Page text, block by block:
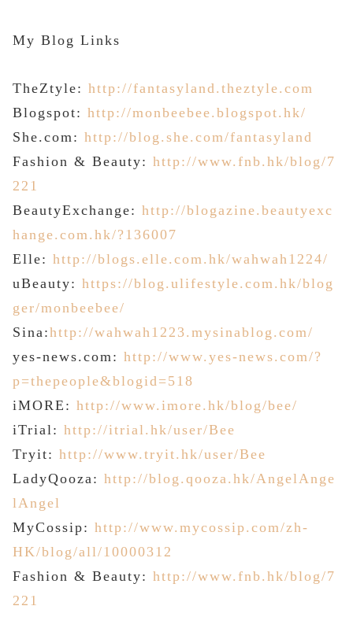
My Blog Links
TheZtyle: http://fantasyland.theztyle.com
Blogspot: http://monbeebee.blogspot.hk/
She.com: http://blog.she.com/fantasyland
Fashion & Beauty: http://www.fnb.hk/blog/7
221
BeautyExchange: http://blogazine.beautyexc
hange.com.hk/?136007
Elle: http://blogs.elle.com.hk/wahwah1224/
uBeauty: https://blog.ulifestyle.com.hk/blog
ger/monbeebee/
Sina:http://wahwah1223.mysinablog.com/
yes-news.com: http://www.yes-news.com/?
p=thepeople&blogid=518
iMORE: http://www.imore.hk/blog/bee/
iTrial: http://itrial.hk/user/Bee
Tryit: http://www.tryit.hk/user/Bee
LadyQooza: http://blog.qooza.hk/AngelAnge
lAngel
MyCossip: http://www.mycossip.com/zh-
HK/blog/all/10000312
Fashion & Beauty: http://www.fnb.hk/blog/7
221